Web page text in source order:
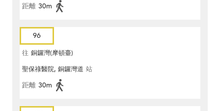
距離 30m
96
往 銅鑼灣(摩頓臺)
聖保祿醫院, 銅鑼灣道 站
距離 30m